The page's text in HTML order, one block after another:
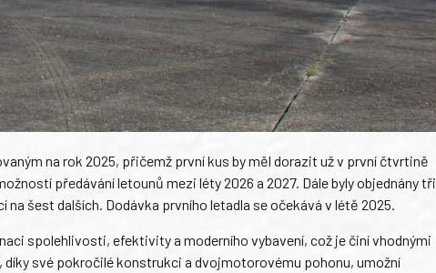
na rok 2025, přičemž první kus by měl dorazit už v první čtvrtině
předávání letounů mezi léty 2026 a 2027. Dále byly objednány tři
šest dalších. Dodávka prvního letadla se očekává v létě 2025.
spolehlivosti, efektivity a moderního vybavení, což je činí vhodnými
své pokročilé konstrukci a dvojmotorovému pohonu, umožní